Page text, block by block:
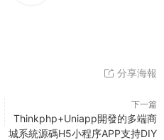
分享海報
下一篇
Thinkphp+Uniapp開發的多端商
城系統源碼H5小程序APP支持DIY